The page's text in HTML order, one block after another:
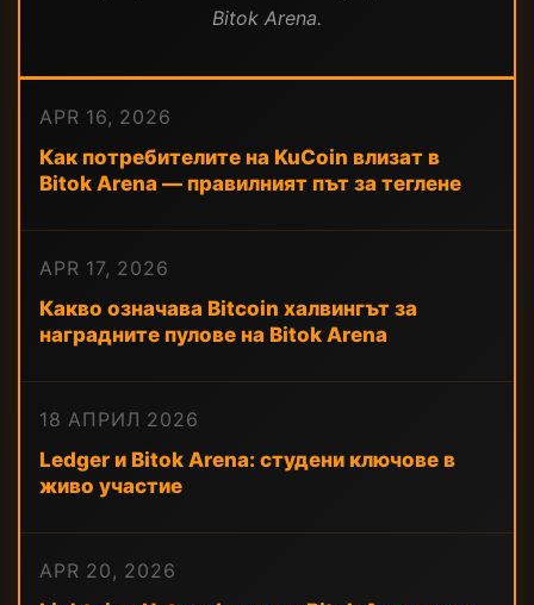
Bitok Arena.
APR 16, 2026
Как потребителите на KuCoin влизат в
Bitok Arena — правилният път за теглене
APR 17, 2026
Какво означава Bitcoin халвингът за
наградните пулове на Bitok Arena
18 АПРИЛ 2026
Ledger и Bitok Arena: студени ключове в
живо участие
APR 20, 2026